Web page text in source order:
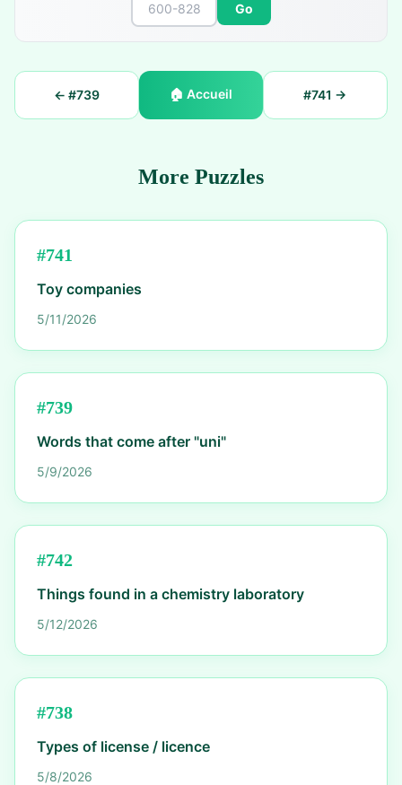
Go
← #739 🏠 Accueil #741 →
More Puzzles
#741
Toy companies
5/11/2026
#739
Words that come after "uni"
5/9/2026
#742
Things found in a chemistry laboratory
5/12/2026
#738
Types of license / licence
5/8/2026